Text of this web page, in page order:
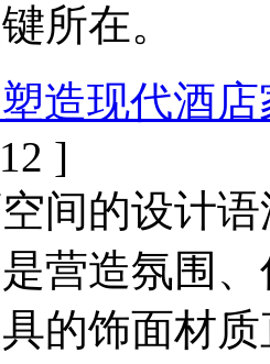
所在。
造现代酒
]
间的设计
营造氛围
的饰面材